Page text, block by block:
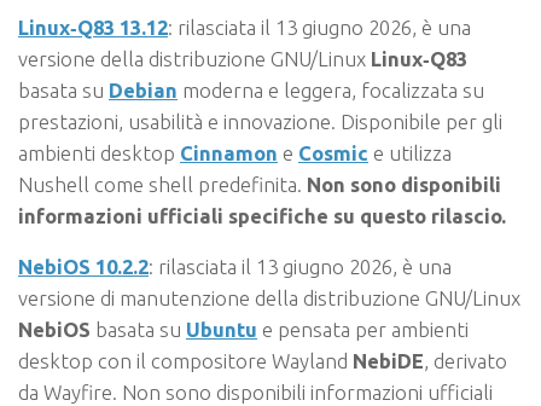
Linux‑Q83 13.12: rilasciata il 13 giugno 2026, è una
versione della distribuzione GNU/Linux Linux‑Q83
basata su Debian moderna e leggera, focalizzata su
prestazioni, usabilità e innovazione. Disponibile per gli
ambienti desktop Cinnamon e Cosmic e utilizza
Nushell come shell predefinita. Non sono disponibili
informazioni ufficiali specifiche su questo rilascio.
NebiOS 10.2.2: rilasciata il 13 giugno 2026, è una
versione di manutenzione della distribuzione GNU/Linux
NebiOS basata su Ubuntu e pensata per ambienti
desktop con il compositore Wayland NebiDE, derivato
da Wayfire. Non sono disponibili informazioni ufficiali